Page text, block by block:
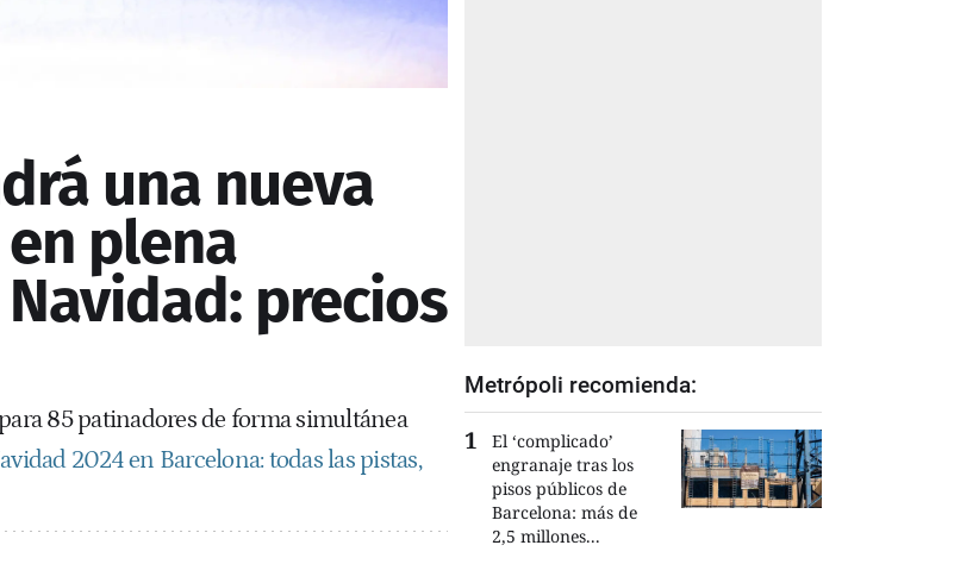
una nueva
plena
precios
85 patinadores de forma simultánea
2024 en Barcelona: todas las pistas,
Metrópoli recomienda:
El ‘complicado’
engranaje tras los
pisos públicos de
Barcelona: más de
2,5 millones...